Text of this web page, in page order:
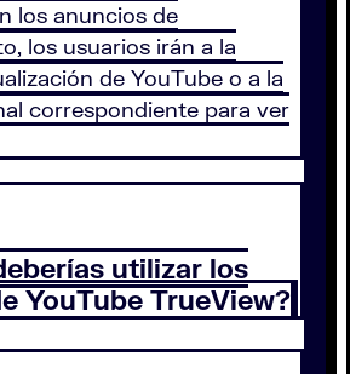
los anuncios de
los usuarios irán a la
de YouTube o a la
correspondiente para ver
utilizar los
YouTube TrueView?